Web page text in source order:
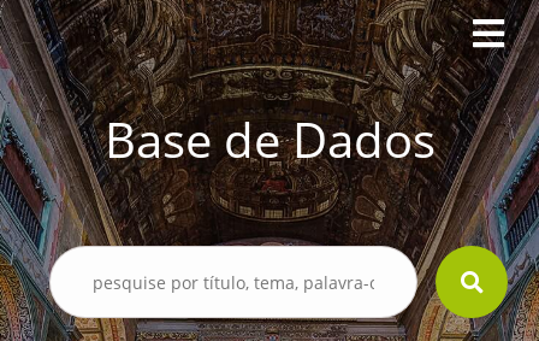
Base de Dados